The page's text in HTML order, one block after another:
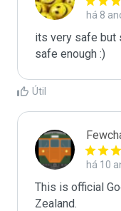
há 8
its very safe but
safe enough :)
Útil
há 10
This is official
Zealand.